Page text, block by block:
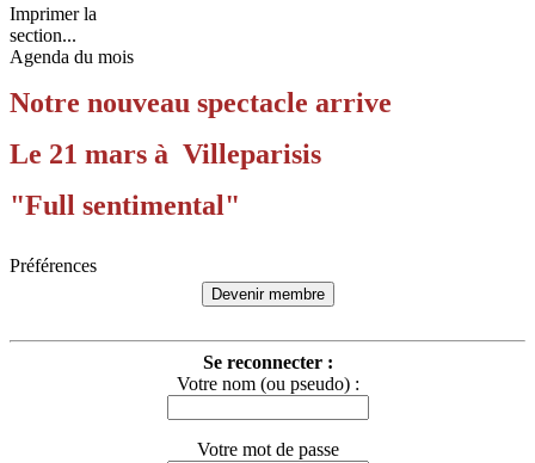
Imprimer la
section...
Agenda du mois
Notre nouveau spectacle arrive
Le 21 mars à Villeparisis
"Full sentimental"
Préférences
Devenir membre
Se reconnecter :
Votre nom (ou pseudo) :
Votre mot de passe